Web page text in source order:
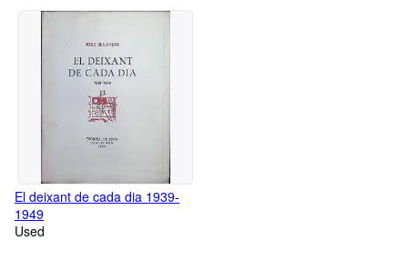
El deixant de cada dia 1939-
1949
Used